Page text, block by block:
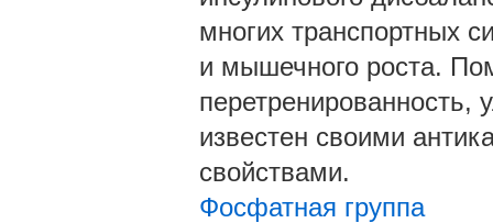
многих транспортных
и мышечного роста.
перетренированность,
известен своими
свойствами.
Фосфатная группа